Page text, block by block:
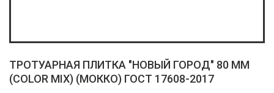
ТРОТУАРНАЯ ПЛИТКА "НОВЫЙ ГОРОД" 80 ММ
(COLOR MIX) (МОККО) ГОСТ 17608-2017